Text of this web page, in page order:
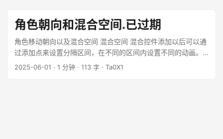
角色朝向和混合空间.已过期
角色移动朝向以及混合空间 混合空间 混合控件添加以后可以通
过添加点来设置分隔区间，在不同的区间内设置不同的动画。
请选择合适的水平变量 角色移动朝向 以下是角色朝向代码，注
2025-06-01 · 1 分钟 · 113 字 · Ta0X1